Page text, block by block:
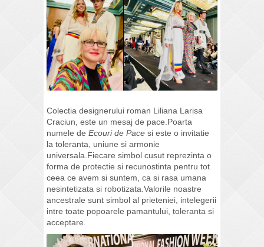
Colectia designerului roman Liliana Larisa
Craciun, este un mesaj de pace.Poarta
numele de Ecouri de Pace si este o invitatie
la toleranta, uniune si armonie
universala.Fiecare simbol cusut reprezinta o
forma de protectie si recunostinta pentru tot
ceea ce avem si suntem, ca si rasa umana
nesintetizata si robotizata.Valorile noastre
ancestrale sunt simbol al prieteniei, intelegerii
intre toate popoarele pamantului, toleranta si
acceptare.